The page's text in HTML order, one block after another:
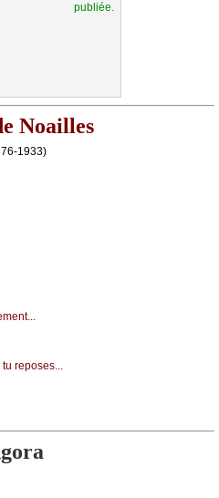
publiée.
Noailles
1933)
rеpоsеs...